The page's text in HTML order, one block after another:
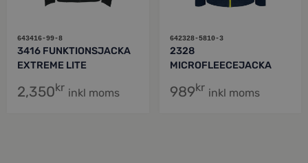
643416-99-8
3416 FUNKTIONSJACKA
EXTREME LITE
2,350kr inkl moms
642328-5810-3
2328
MICROFLEECEJACKA
989kr inkl moms